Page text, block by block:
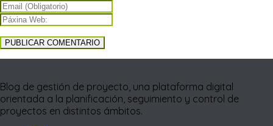
Blog de gestión de proyecto, una plataforma digital
orientada a la planificación, seguimiento y control de
proyectos en distintos ámbitos.